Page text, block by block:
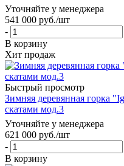
Уточняйте у менеджера
541 000 руб./шт
-
В корзину
Хит продаж
Быстрый просмотр
Зимняя деревянная горка
скатами мод.3
Уточняйте у менеджера
621 000 руб./шт
-
В корзину